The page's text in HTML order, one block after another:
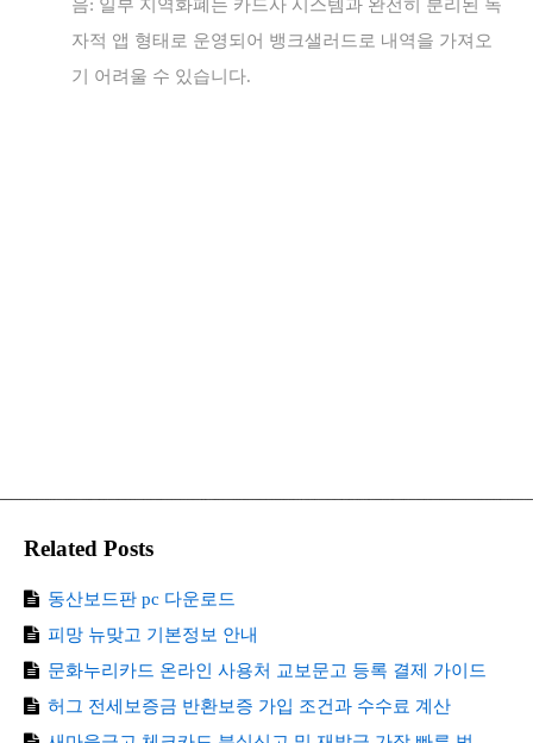
음: 일부 지역화폐는 카드사 시스템과 완전히 분리된 독
자적 앱 형태로 운영되어 뱅크샐러드로 내역을 가져오
기 어려울 수 있습니다.
Related Posts
동산보드판 pc 다운로드
피망 뉴맞고 기본정보 안내
문화누리카드 온라인 사용처 교보문고 등록 결제 가이드
허그 전세보증금 반환보증 가입 조건과 수수료 계산